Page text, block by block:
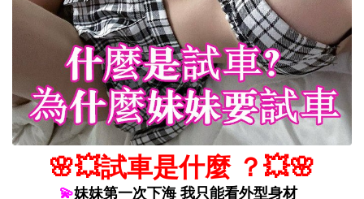
🌸💥試車是什麼 ？💥🌸
💫妹妹第一次下海 我只能看外型身材